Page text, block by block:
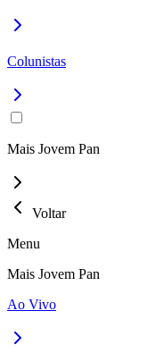
Colunistas
Mais Jovem Pan
Voltar
Menu
Mais Jovem Pan
Ao Vivo